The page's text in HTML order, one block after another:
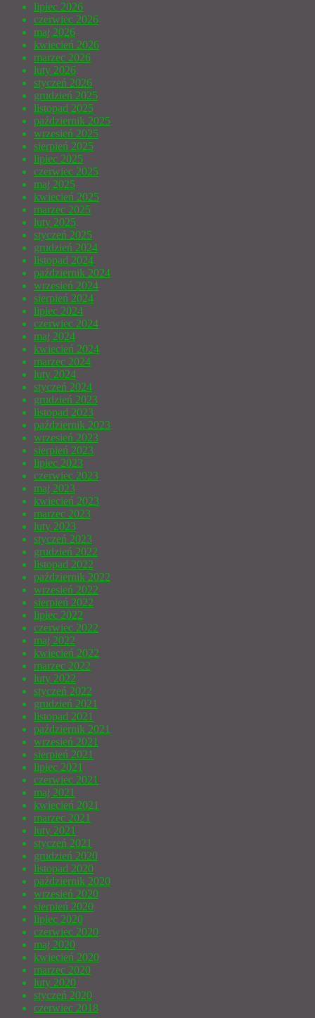
lipiec 2026
czerwiec 2026
maj 2026
kwiecień 2026
marzec 2026
luty 2026
styczeń 2026
grudzień 2025
listopad 2025
październik 2025
wrzesień 2025
sierpień 2025
lipiec 2025
czerwiec 2025
maj 2025
kwiecień 2025
marzec 2025
luty 2025
styczeń 2025
grudzień 2024
listopad 2024
październik 2024
wrzesień 2024
sierpień 2024
lipiec 2024
czerwiec 2024
maj 2024
kwiecień 2024
marzec 2024
luty 2024
styczeń 2024
grudzień 2023
listopad 2023
październik 2023
wrzesień 2023
sierpień 2023
lipiec 2023
czerwiec 2023
maj 2023
kwiecień 2023
marzec 2023
luty 2023
styczeń 2023
grudzień 2022
listopad 2022
październik 2022
wrzesień 2022
sierpień 2022
lipiec 2022
czerwiec 2022
maj 2022
kwiecień 2022
marzec 2022
luty 2022
styczeń 2022
grudzień 2021
listopad 2021
październik 2021
wrzesień 2021
sierpień 2021
lipiec 2021
czerwiec 2021
maj 2021
kwiecień 2021
marzec 2021
luty 2021
styczeń 2021
grudzień 2020
listopad 2020
październik 2020
wrzesień 2020
sierpień 2020
lipiec 2020
czerwiec 2020
maj 2020
kwiecień 2020
marzec 2020
luty 2020
styczeń 2020
czerwiec 2018